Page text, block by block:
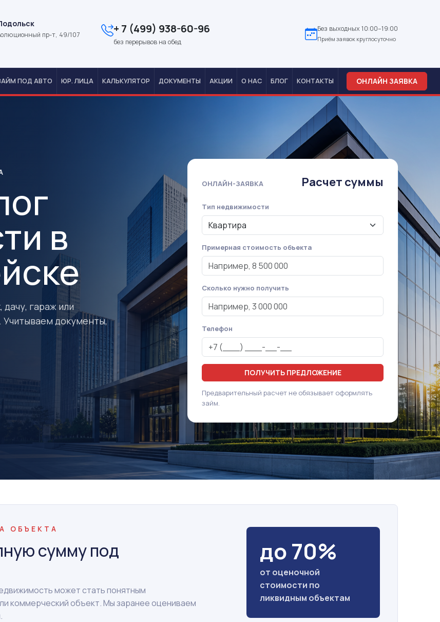
пр-т, 49/107
+ 7 (499) 938-60-96
без перерывов на обед
Без выходных 10:00–19:00
Приём заявок круглосуточно
ПОД АВТО ЮР. ЛИЦА КАЛЬКУЛЯТОР ДОКУМЕНТЫ АКЦИИ О НАС БЛОГ КОНТАКТЫ ОНЛАЙН ЗАЯВКА
в
гараж или
документы,
ОНЛАЙН-ЗАЯВКА Расчет суммы
Тип недвижимости
Примерная стоимость объекта
Сколько нужно получить
Телефон
ПОЛУЧИТЬ ПРЕДЛОЖЕНИЕ
Предварительный расчет не обязывает оформлять
займ.
ОБЪЕКТА
сумму под
может стать понятным
коммерческий объект. Мы заранее оцениваем
до 70%
от оценочной
стоимости по
ликвидным объектам